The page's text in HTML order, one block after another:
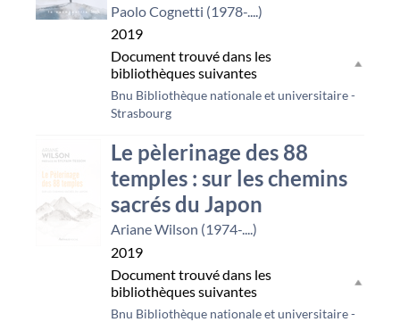
Paolo Cognetti (1978-....)
2019
Document trouvé dans les
bibliothèques suivantes
Bnu Bibliothèque nationale et universitaire -
Strasbourg
Le pèlerinage des 88
temples : sur les chemins
sacrés du Japon
Ariane Wilson (1974-....)
2019
Document trouvé dans les
bibliothèques suivantes
Bnu Bibliothèque nationale et universitaire -